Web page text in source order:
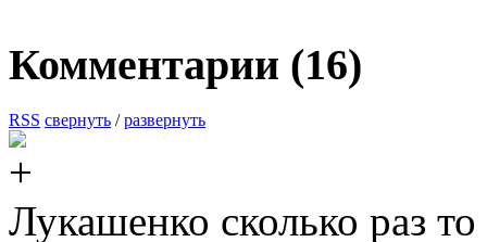
Комментарии (16)
RSS свернуть /развернуть
Лукашенко сколько раз